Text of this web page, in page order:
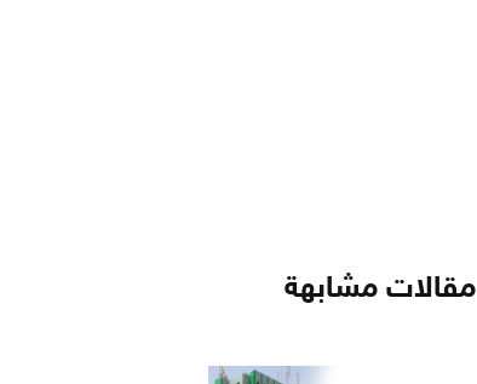
مقالات مشابهة